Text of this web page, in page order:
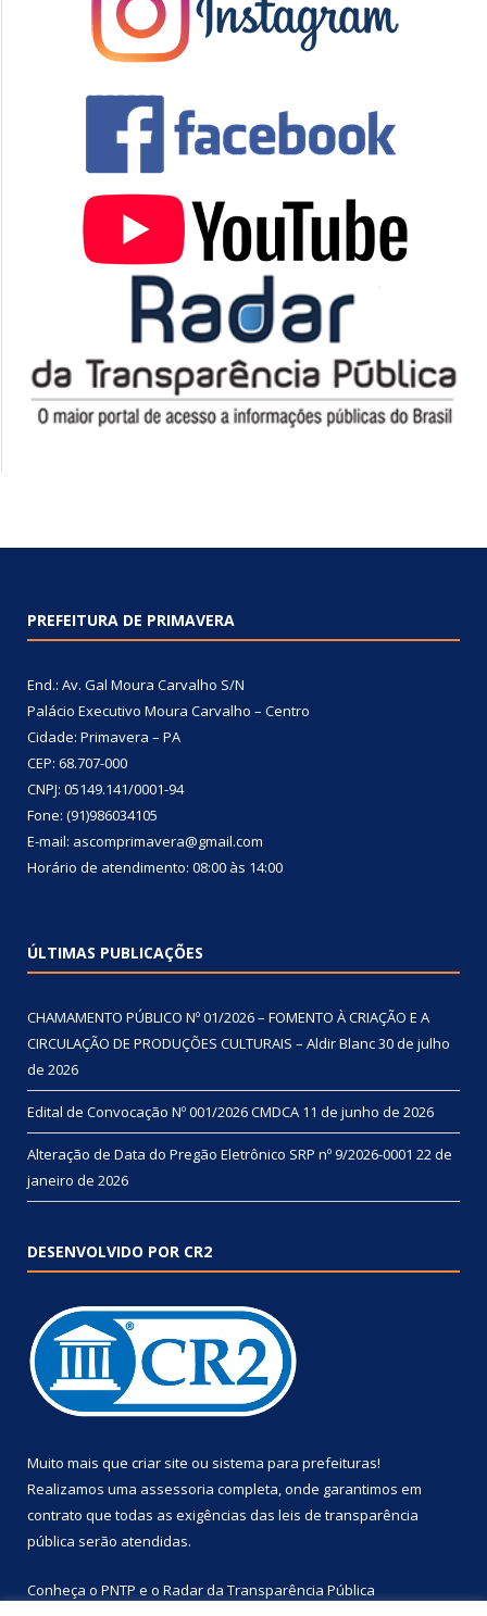
PREFEITURA DE PRIMAVERA
End.: Av. Gal Moura Carvalho S/N
Palácio Executivo Moura Carvalho – Centro
Cidade: Primavera – PA
CEP: 68.707-000
CNPJ: 05149.141/0001-94
Fone: (91)986034105
E-mail: ascomprimavera@gmail.com
Horário de atendimento: 08:00 às 14:00
ÚLTIMAS PUBLICAÇÕES
CHAMAMENTO PÚBLICO Nº 01/2026 – FOMENTO À CRIAÇÃO E A
CIRCULAÇÃO DE PRODUÇÕES CULTURAIS – Aldir Blanc30 de julho
de 2026
Edital de Convocação Nº 001/2026 CMDCA 11 de junho de 2026
Alteração de Data do Pregão Eletrônico SRP nº 9/2026-0001 22 de
janeiro de 2026
DESENVOLVIDO POR CR2
Muito mais que criar site ou sistema para prefeituras!
Realizamos uma assessoria completa, onde garantimos em
contrato que todas as exigências das leis de transparência
pública serão atendidas.
Conheça o PNTP e o Radar da Transparência Pública